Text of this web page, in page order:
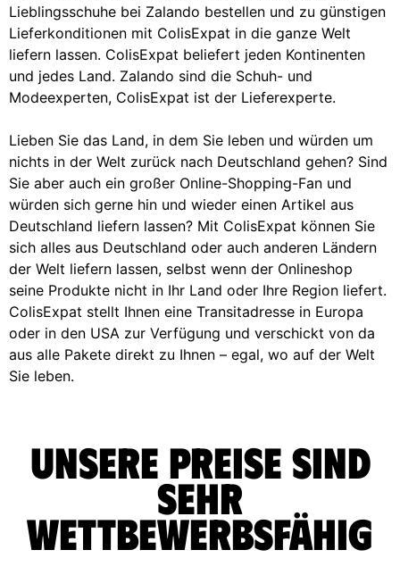
Lieblingsschuhe bei Zalando bestellen und zu günstigen
Lieferkonditionen mit ColisExpat in die ganze Welt
liefern lassen. ColisExpat beliefert jeden Kontinenten
und jedes Land. Zalando sind die Schuh- und
Modeexperten, ColisExpat ist der Lieferexperte.
Lieben Sie das Land, in dem Sie leben und würden um
nichts in der Welt zurück nach Deutschland gehen? Sind
Sie aber auch ein großer Online-Shopping-Fan und
würden sich gerne hin und wieder einen Artikel aus
Deutschland liefern lassen? Mit ColisExpat können Sie
sich alles aus Deutschland oder auch anderen Ländern
der Welt liefern lassen, selbst wenn der Onlineshop
seine Produkte nicht in Ihr Land oder Ihre Region liefert.
ColisExpat stellt Ihnen eine Transitadresse in Europa
oder in den USA zur Verfügung und verschickt von da
aus alle Pakete direkt zu Ihnen – egal, wo auf der Welt
Sie leben.
Unsere Preise sind
sehr
wettbewerbsfähig